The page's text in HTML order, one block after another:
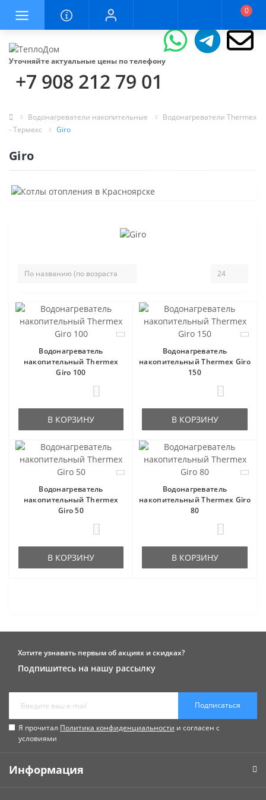
0
Уточняйте актуальные цены по телефону
+7 908 212 79 01
Водонагреватели накопительные
Водонагреватели Thermex
- Термекс
Giro
Giro
Водонагреватель
накопительный Thermex
Giro 100
В КОРЗИНУ
Водонагреватель
накопительный Thermex Giro
150
В КОРЗИНУ
Водонагреватель
накопительный Thermex
Giro 50
В КОРЗИНУ
Водонагреватель
накопительный Thermex Giro
80
В КОРЗИНУ
Хотите узнавать первым об акциях и скидках?
Подпишитесь на нашу рассылку
Подписаться
Я прочитал Политика конфиденциальности и согласен с
условиями
Информация